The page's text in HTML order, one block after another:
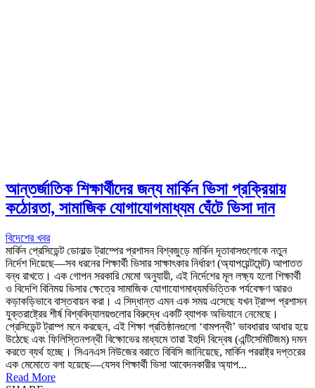
আন্তর্জাতিক শিক্ষার্থীদের জন্য মার্কিন ভিসা প্রক্রিয়ায়
কঠোরতা, সামাজিক যোগাযোগমাধ্যম ঘেঁটে ভিসা দান
বিদেশের খবর
মার্কিন প্রেসিডেন্ট ডোনাল্ড ট্রাম্পের প্রশাসন বিশ্বজুড়ে মার্কিন দূতাবাসগুলোকে নতুন
নির্দেশ দিয়েছে—সব ধরনের শিক্ষার্থী ভিসার সাক্ষাৎকার নির্ধারণ (অ্যাপয়েন্টমেন্ট) আপাতত
বন্ধ রাখতে। এক গোপন সরকারি মেমো অনুযায়ী, এই নির্দেশের মূল লক্ষ্য হলো শিক্ষার্থী
ও বিদেশি বিনিময় ভিসার ক্ষেত্রে সামাজিক যোগাযোগমাধ্যমভিত্তিক পর্যবেক্ষণ আরও
কড়াকড়িভাবে বাস্তবায়ন করা। এ সিদ্ধান্ত এমন এক সময় এসেছে যখন ট্রাম্প প্রশাসন
যুক্তরাষ্ট্রের শীর্ষ বিশ্ববিদ্যালয়গুলোর বিরুদ্ধে একটি ব্যাপক অভিযানে নেমেছে।
প্রেসিডেন্ট ট্রাম্প মনে করছেন, এই শিক্ষা প্রতিষ্ঠানগুলো ‘বামপন্থী’ ভাবধারার আধার হয়ে
উঠেছে এবং ফিলিস্তিনপন্থী বিক্ষোভের মাধ্যমে তারা ইহুদি বিদ্বেষ (এন্টিসেমিটিজম) দমন
করতে ব্যর্থ হচ্ছে। সিএনএস নিউজের বরাতে বিবিসি জানিয়েছে, মার্কিন পররাষ্ট্র দপ্তরের
এক মেমোতে বলা হয়েছে—যেসব শিক্ষার্থী ভিসা আবেদনকারীর অ্যাপ...
Read More